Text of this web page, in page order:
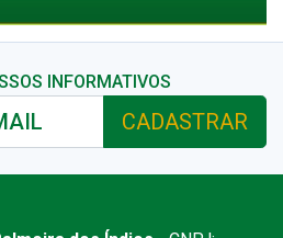
INFORMATIVOS
CADASTRAR